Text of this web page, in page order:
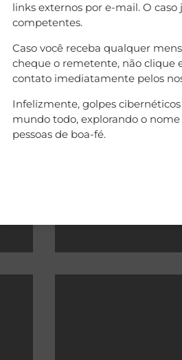
Data
aplicar
links externos por e-mail. O
competentes.
Caso você receba qualquer
cheque o remetente, não clique
contato imediatamente pelos
Infelizmente, golpes
mundo todo, explorando o
pessoas de boa-fé.